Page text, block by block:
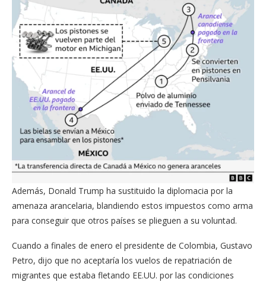
Además, Donald Trump ha sustituido la diplomacia por la
amenaza arancelaria, blandiendo estos impuestos como arma
para conseguir que otros países se plieguen a su voluntad.
Cuando a finales de enero el presidente de Colombia, Gustavo
Petro, dijo que no aceptaría los vuelos de repatriación de
migrantes que estaba fletando EE.UU. por las condiciones